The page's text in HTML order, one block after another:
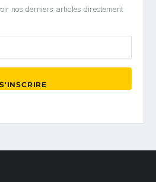
nos derniers articles directement
S'INSCRIRE